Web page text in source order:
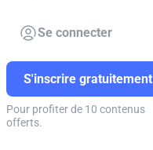
Se connecter
S'inscrire gratuitement
Pour profiter de 10 contenus
offerts.